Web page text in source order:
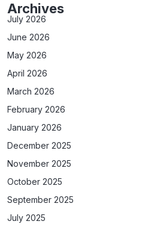
Archives
July 2026
June 2026
May 2026
April 2026
March 2026
February 2026
January 2026
December 2025
November 2025
October 2025
September 2025
July 2025